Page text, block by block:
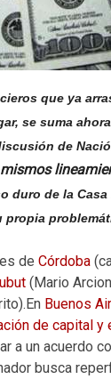
que ya
se suma
de
duro de la
propia
de Córdoba
(Mario
Buenos
de capital
a un acuerdo
busca